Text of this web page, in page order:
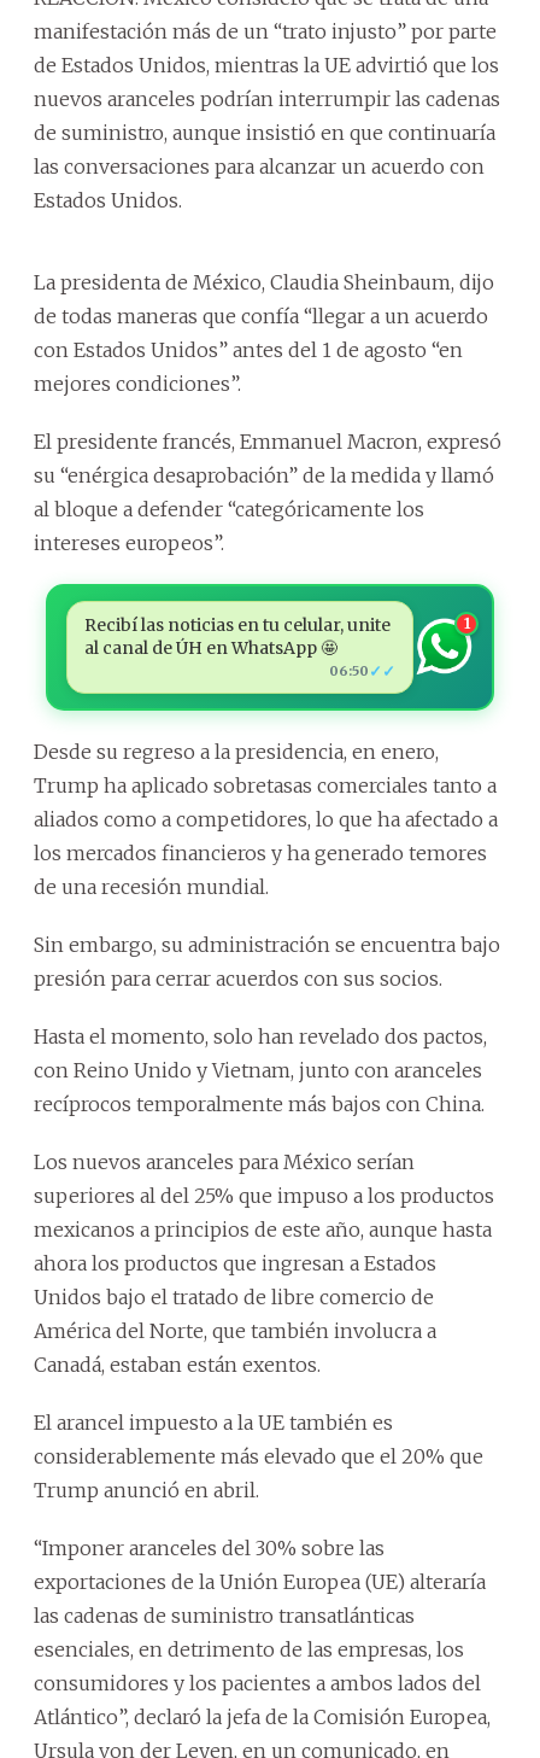
manifestación más de un “trato injusto” por parte
de Estados Unidos, mientras la UE advirtió que los
nuevos aranceles podrían interrumpir las cadenas
de suministro, aunque insistió en que continuaría
las conversaciones para alcanzar un acuerdo con
Estados Unidos.
La presidenta de México, Claudia Sheinbaum, dijo
de todas maneras que confía “llegar a un acuerdo
con Estados Unidos” antes del 1 de agosto “en
mejores condiciones”.
El presidente francés, Emmanuel Macron, expresó
su “enérgica desaprobación” de la medida y llamó
al bloque a defender “categóricamente los
intereses europeos”.
Recibí las noticias en tu celular, unite
al canal de ÚH en WhatsApp 🤩
06:50 ✓✓
1
Desde su regreso a la presidencia, en enero,
Trump ha aplicado sobretasas comerciales tanto a
aliados como a competidores, lo que ha afectado a
los mercados financieros y ha generado temores
de una recesión mundial.
Sin embargo, su administración se encuentra bajo
presión para cerrar acuerdos con sus socios.
Hasta el momento, solo han revelado dos pactos,
con Reino Unido y Vietnam, junto con aranceles
recíprocos temporalmente más bajos con China.
Los nuevos aranceles para México serían
superiores al del 25% que impuso a los productos
mexicanos a principios de este año, aunque hasta
ahora los productos que ingresan a Estados
Unidos bajo el tratado de libre comercio de
América del Norte, que también involucra a
Canadá, estaban están exentos.
El arancel impuesto a la UE también es
considerablemente más elevado que el 20% que
Trump anunció en abril.
“Imponer aranceles del 30% sobre las
exportaciones de la Unión Europea (UE) alteraría
las cadenas de suministro transatlánticas
esenciales, en detrimento de las empresas, los
consumidores y los pacientes a ambos lados del
Atlántico”, declaró la jefa de la Comisión Europea,
Ursula von der Leyen, en un comunicado, en